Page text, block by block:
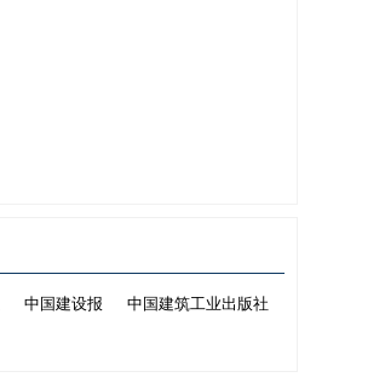
中国建设报
中国建筑工业出版社